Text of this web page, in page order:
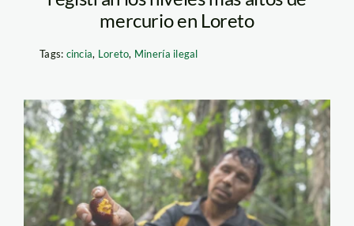
mercurio en Loreto
Tags: cincia, Loreto, Minería ilegal
aguaje-marlon-
CIFOR-ICRAF